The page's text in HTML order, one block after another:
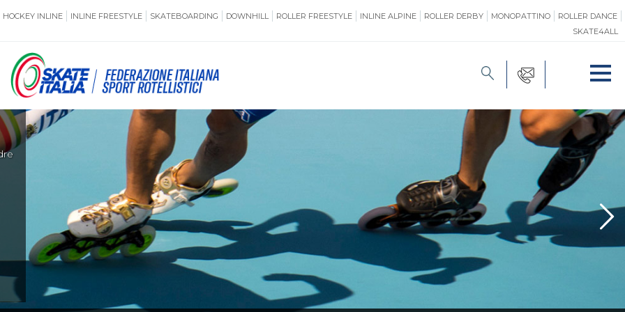
HOCKEY INLINE INLINE FREESTYLE SKATEBOARDING DOWNHILL ROLLER FREESTYLE INLINE ALPINE ROLLER DERBY MONOPATTINO
ROLLER DANCE
SKATE4ALL
FORMAZIONE
TERRITORIO PROMOZIONE
ANTIDOPING ASSICURAZIONE SAFEGUARDING